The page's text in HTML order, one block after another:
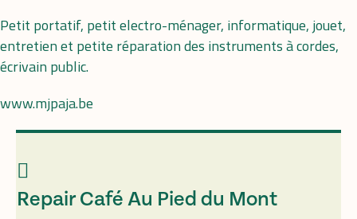
Petit portatif, petit electro-ménager, informatique, jouet,
entretien et petite réparation des instruments à cordes,
écrivain public.
www.mjpaja.be
Repair Café Au Pied du Mont